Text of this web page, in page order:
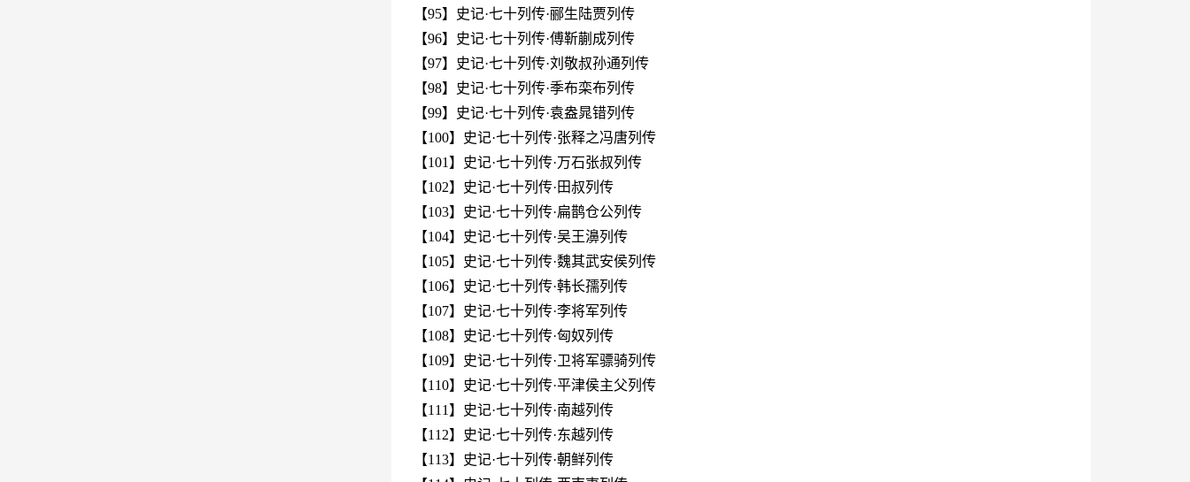
【95】史记·七十列传·郦生陆贾列传
【96】史记·七十列传·傅靳蒯成列传
【97】史记·七十列传·刘敬叔孙通列传
【98】史记·七十列传·季布栾布列传
【99】史记·七十列传·袁盎晁错列传
【100】史记·七十列传·张释之冯唐列传
【101】史记·七十列传·万石张叔列传
【102】史记·七十列传·田叔列传
【103】史记·七十列传·扁鹊仓公列传
【104】史记·七十列传·吴王濞列传
【105】史记·七十列传·魏其武安侯列传
【106】史记·七十列传·韩长孺列传
【107】史记·七十列传·李将军列传
【108】史记·七十列传·匈奴列传
【109】史记·七十列传·卫将军骠骑列传
【110】史记·七十列传·平津侯主父列传
【111】史记·七十列传·南越列传
【112】史记·七十列传·东越列传
【113】史记·七十列传·朝鲜列传